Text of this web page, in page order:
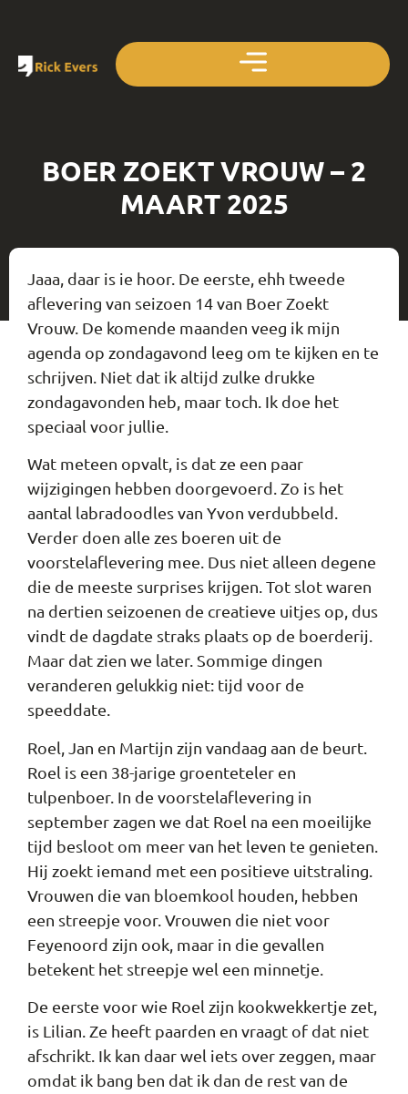
BOER ZOEKT VROUW – 2
MAART 2025
Jaaa, daar is ie hoor. De eerste, ehh tweede
aflevering van seizoen 14 van Boer Zoekt
Vrouw. De komende maanden veeg ik mijn
agenda op zondagavond leeg om te kijken en te
schrijven. Niet dat ik altijd zulke drukke
zondagavonden heb, maar toch. Ik doe het
speciaal voor jullie.
Wat meteen opvalt, is dat ze een paar
wijzigingen hebben doorgevoerd. Zo is het
aantal labradoodles van Yvon verdubbeld.
Verder doen alle zes boeren uit de
voorstelaflevering mee. Dus niet alleen degene
die de meeste surprises krijgen. Tot slot waren
na dertien seizoenen de creatieve uitjes op, dus
vindt de dagdate straks plaats op de boerderij.
Maar dat zien we later. Sommige dingen
veranderen gelukkig niet: tijd voor de
speeddate.
Roel, Jan en Martijn zijn vandaag aan de beurt.
Roel is een 38-jarige groenteteler en
tulpenboer. In de voorstelaflevering in
september zagen we dat Roel na een moeilijke
tijd besloot om meer van het leven te genieten.
Hij zoekt iemand met een positieve uitstraling.
Vrouwen die van bloemkool houden, hebben
een streepje voor. Vrouwen die niet voor
Feyenoord zijn ook, maar in die gevallen
betekent het streepje wel een minnetje.
De eerste voor wie Roel zijn kookwekkertje zet,
is Lilian. Ze heeft paarden en vraagt of dat niet
afschrikt. Ik kan daar wel iets over zeggen, maar
omdat ik bang ben dat ik dan de rest van de